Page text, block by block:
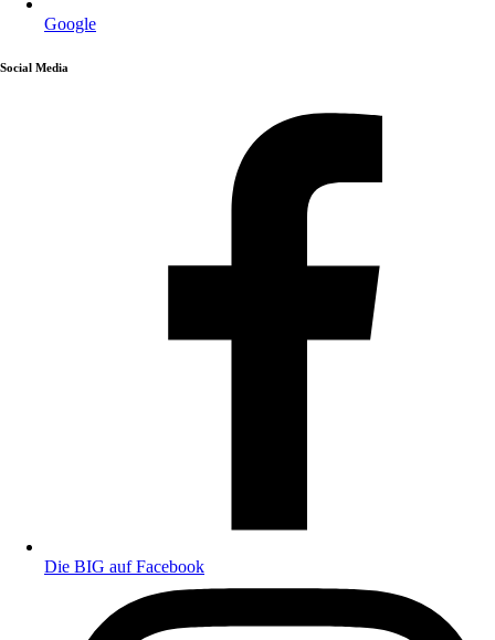
Google
Social Media
Die BIG auf Facebook